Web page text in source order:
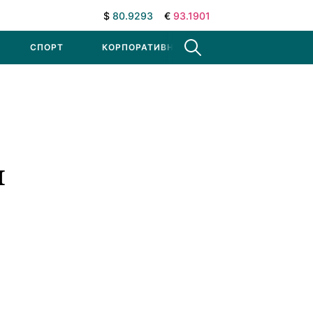
$ 80.9293 € 93.1901
СПОРТ КОРПОРАТИВНЫЕ НОВОСТИ